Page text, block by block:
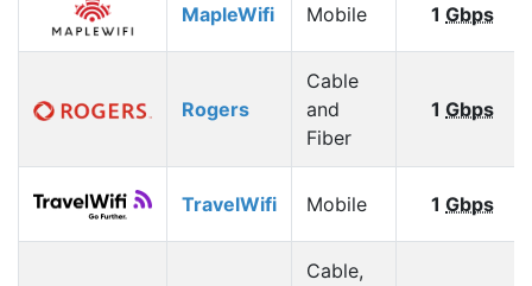
MapleWifi Mobile 1 Gbps
Rogers
Cable
and
Fiber
1 Gbps
TravelWifi Mobile 1 Gbps
Cable,